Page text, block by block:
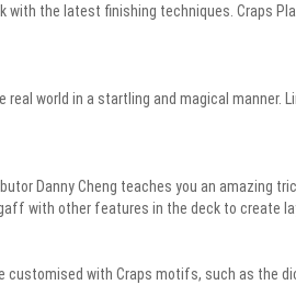
the latest finishing techniques. Craps
world in a startling and magical manner.
Danny Cheng teaches you an amazing
with other features in the deck to create
with Craps motifs, such as the